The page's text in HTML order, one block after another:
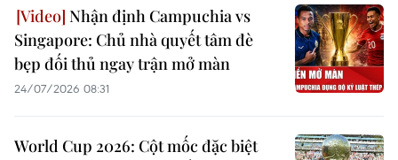
Nhận định Campuchia vs
Singapore: Chủ nhà quyết tâm đè
bẹp đối thủ ngay trận mở màn
24/07/2026 08:31
World Cup 2026: Cột mốc đặc biệt